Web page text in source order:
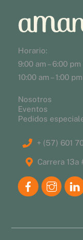
Horario:
9:00 am – 6:00
10:00 am – 1:00
Nosotros
Eventos
Pedidos
+ (57) 601
Carrera 13a